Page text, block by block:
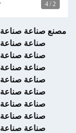
2
/
4
مصنع صناعة
صناعة
صناعة
صناعة
صناعة
صناعة
صناعة
صناعة
صناعة